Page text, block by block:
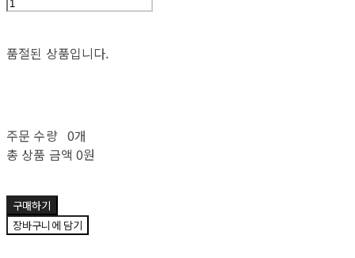
품절된 상품입니다.
주문 수량 0개
총 상품 금액 0원
구매하기
장바구니에 담기